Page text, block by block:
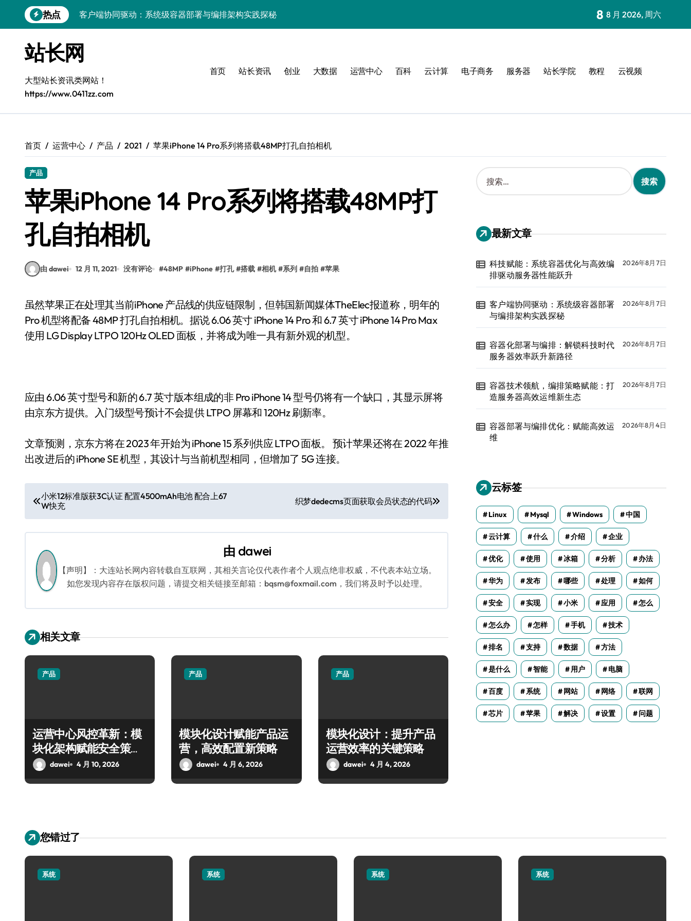
到
热点
客户端协同驱动：系统级容器部署与编排架构实践探秘
容器技术领航，编排策略赋能：打造服务器高效运维新生态
容器部署与编排优化：赋能高效运维
容器部署与编排：重塑服务器管理新范式
破局之道：大模型平台安全运营实战
VR创业新路径：模式创新与平台化双轮驱动
科技赋能：系统容器优化与高效编排驱动服务器性能跃升
8 8 月 2026, 周六
站长网
大型站长资讯类网站！
https://www.0411zz.com
首页 站长资讯 创业 大数据 运营中心 百科 云计算 电子商务 服务器 站长学院 教程 云视频
首页 运营中心 产品 2021 苹果iPhone 14 Pro系列将搭载48MP打孔自拍相机
产品
苹果iPhone 14 Pro系列将搭载48MP打
孔自拍相机
由 dawei 12 月 11, 2021 没有评论 #48MP #iPhone #打孔 #搭载 #相机 #系列 #自拍 #苹果
虽然苹果正在处理其当前iPhone 产品线的供应链限制，但韩国新闻媒体TheElec报道称，明年的
Pro 机型将配备 48MP 打孔自拍相机。据说 6.06 英寸 iPhone 14 Pro 和 6.7 英寸 iPhone 14 Pro Max
使用 LG Display LTPO 120Hz OLED 面板，并将成为唯一具有新外观的机型。
应由 6.06 英寸型号和新的 6.7 英寸版本组成的非 Pro iPhone 14 型号仍将有一个缺口，其显示屏将
由京东方提供。入门级型号预计不会提供 LTPO 屏幕和 120Hz 刷新率。
文章预测，京东方将在 2023 年开始为 iPhone 15 系列供应 LTPO 面板。 预计苹果还将在 2022 年推
出改进后的 iPhone SE 机型，其设计与当前机型相同，但增加了 5G 连接。
文
章
导
航
小米12标准版获3C认证 配置4500mAh电池 配合上67
W快充
织梦dedecms页面获取会员状态的代码
由 dawei
【声明】：大连站长网内容转载自互联网，其相关言论仅代表作者个人观点绝非权威，不代表本站立场。
如您发现内容存在版权问题，请提交相关链接至邮箱：bqsm@foxmail.com，我们将及时予以处理。
相关文章
产品
运营中心风控革新：模
块化架构赋能安全策略
灵活配置
dawei 4 月 10, 2026
产品
模块化设计赋能产品运
营，高效配置新策略
dawei 4 月 6, 2026
产品
模块化设计：提升产品
运营效率的关键策略
dawei 4 月 4, 2026
搜
索
：
最新文章
科技赋能：系统容器优化与高效编
排驱动服务器性能跃升
2026年8月7日
客户端协同驱动：系统级容器部署
与编排架构实践探秘
2026年8月7日
容器化部署与编排：解锁科技时代
服务器效率跃升新路径
2026年8月7日
容器技术领航，编排策略赋能：打
造服务器高效运维新生态
2026年8月7日
容器部署与编排优化：赋能高效运
维
2026年8月4日
云标签
Linux Mysql Windows 中国
云计算 什么 介绍 企业
优化 使用 冰箱 分析 办法
华为 发布 哪些 处理 如何
安全 实现 小米 应用 怎么
怎么办 怎样 手机 技术
排名 支持 数据 方法
是什么 智能 用户 电脑
百度 系统 网站 网络 联网
芯片 苹果 解决 设置 问题
您错过了
系统 系统 系统 系统